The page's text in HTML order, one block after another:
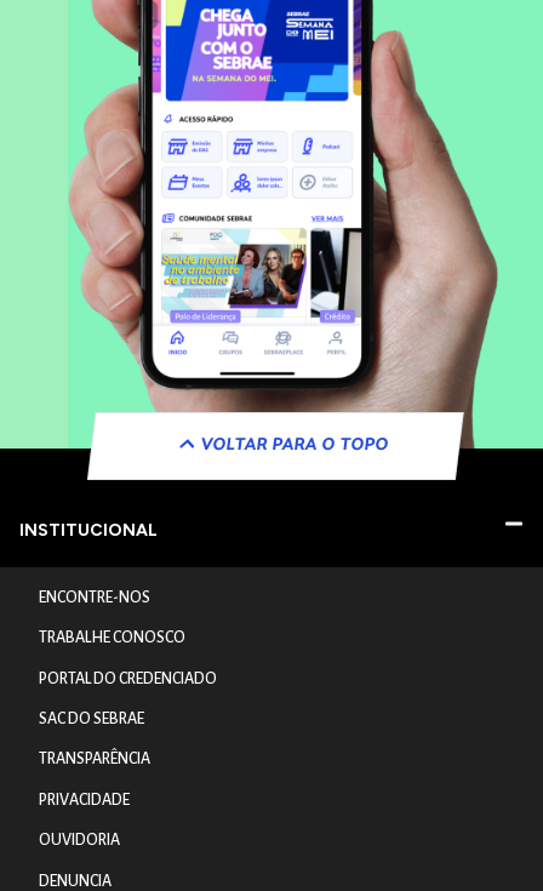
VOLTAR PARA O TOPO
INSTITUCIONAL
ENCONTRE-NOS
TRABALHE CONOSCO
PORTAL DO CREDENCIADO
SAC DO SEBRAE
TRANSPARÊNCIA
PRIVACIDADE
OUVIDORIA
DENUNCIA